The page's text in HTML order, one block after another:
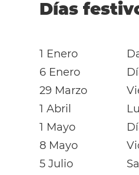
Días
1 Enero
6 Enero
29 Marzo
1 Abril
1 Mayo
8 Mayo
5 Julio